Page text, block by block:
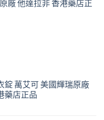
廠 他達拉非 香港藥店正
錠 萬艾可 美國輝瑞原廠
藥店正品